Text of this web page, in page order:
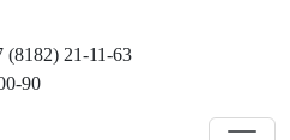
21-11-63
90